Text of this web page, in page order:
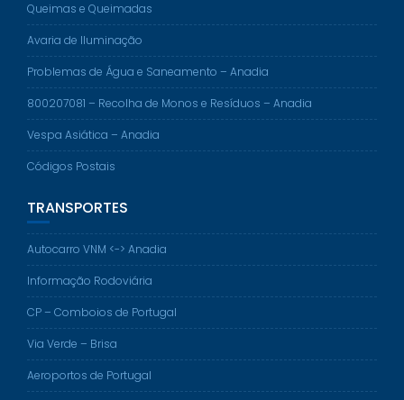
Queimas e Queimadas
Avaria de Iluminação
Problemas de Água e Saneamento – Anadia
800207081 – Recolha de Monos e Resíduos – Anadia
Vespa Asiática – Anadia
Códigos Postais
TRANSPORTES
Autocarro VNM <-> Anadia
Informação Rodoviária
CP – Comboios de Portugal
Via Verde – Brisa
Aeroportos de Portugal